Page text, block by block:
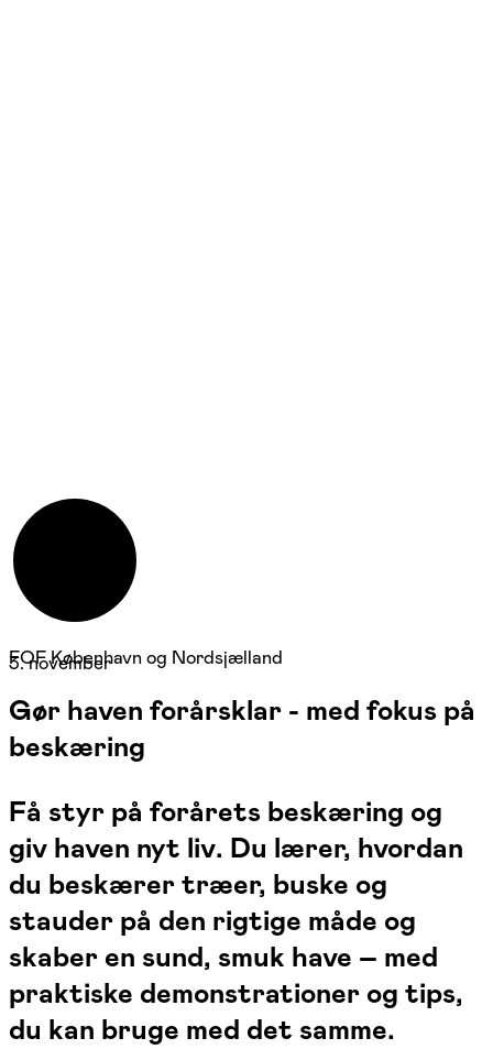
3. november
FOF København og Nordsjælland
Gør haven forårsklar - med fokus på
beskæring
Få styr på forårets beskæring og
giv haven nyt liv. Du lærer, hvordan
du beskærer træer, buske og
stauder på den rigtige måde og
skaber en sund, smuk have – med
praktiske demonstrationer og tips,
du kan bruge med det samme.